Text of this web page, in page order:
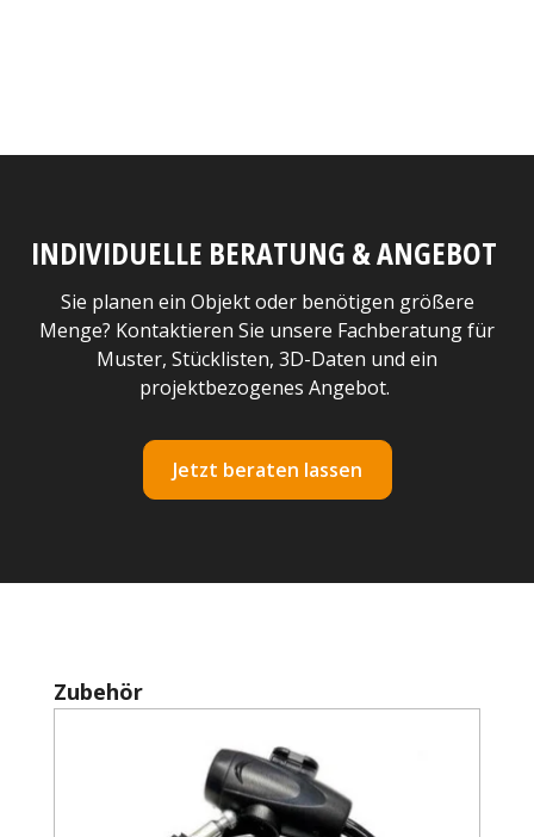
INDIVIDUELLE BERATUNG & ANGEBOT
Sie planen ein Objekt oder benötigen größere
Menge? Kontaktieren Sie unsere Fachberatung für
Muster, Stücklisten, 3D-Daten und ein
projektbezogenes Angebot.
Jetzt beraten lassen
Produktgalerie überspringen
Zubehör